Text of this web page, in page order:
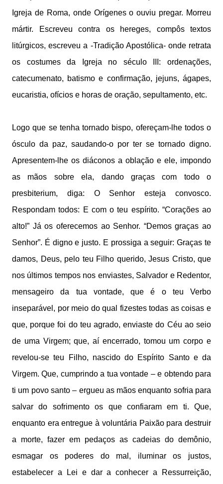
Igreja de Roma, onde Orígenes o ouviu pregar. Morreu
mártir. Escreveu contra os hereges, compôs textos
litúrgicos, escreveu a -Tradição Apostólica- onde retrata
os costumes da Igreja no século III: ordenações,
catecumenato, batismo e confirmação, jejuns, ágapes,
eucaristia, ofícios e horas de oração, sepultamento, etc.
Logo que se tenha tornado bispo, ofereçam-lhe todos o
ósculo da paz, saudando-o por ter se tornado digno.
Apresentem-lhe os diáconos a oblação e ele, impondo
as mãos sobre ela, dando graças com todo o
presbiterium, diga: O Senhor esteja convosco.
Respondam todos: E com o teu espírito. “Corações ao
alto!” Já os oferecemos ao Senhor. “Demos graças ao
Senhor”. É digno e justo. E prossiga a seguir: Graças te
damos, Deus, pelo teu Filho querido, Jesus Cristo, que
nos últimos tempos nos enviastes, Salvador e Redentor,
mensageiro da tua vontade, que é o teu Verbo
inseparável, por meio do qual fizestes todas as coisas e
que, porque foi do teu agrado, enviaste do Céu ao seio
de uma Virgem; que, aí encerrado, tomou um corpo e
revelou-se teu Filho, nascido do Espírito Santo e da
Virgem. Que, cumprindo a tua vontade – e obtendo para
ti um povo santo – ergueu as mãos enquanto sofria para
salvar do sofrimento os que confiaram em ti. Que,
enquanto era entregue à voluntária Paixão para destruir
a morte, fazer em pedaços as cadeias do demônio,
esmagar os poderes do mal, iluminar os justos,
estabelecer a Lei e dar a conhecer a Ressurreição,